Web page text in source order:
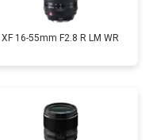
XF 16-55mm F2.8 R LM WR